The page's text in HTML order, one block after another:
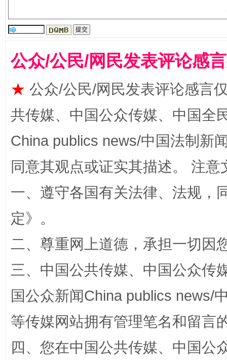
全民健身五年计划来了！等你上场
公众/公民/网民发表评论感
★ 公众/公民/网民发表评论感言
共传媒、中国公众传媒、中国全
China publics news/中国法制新
同意其观点或证实其描述。 注
一、遵守各国有关法律、法规，
定》。
二、尊重网上道德，承担一切因
三、中国公共传媒、中国公众传
国公众新闻China publics news/
等传媒网站拥有管理笔名和留言
四、您在中国公共传媒、中国公